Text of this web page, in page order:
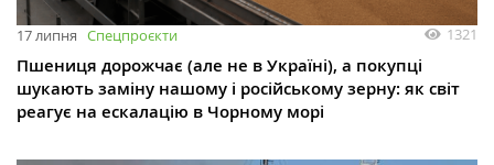
17 липня Спецпроєкти 1321
Пшениця дорожчає (але не в Україні), а покупці
шукають заміну нашому і російському зерну: як світ
реагує на ескалацію в Чорному морі